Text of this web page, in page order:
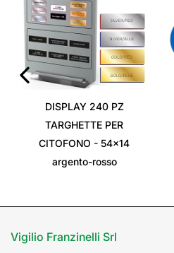
DISPLAY 240 PZ
TARGHETTE PER
CITOFONO - 54x14
argento-rosso
Vigilio Franzinelli Srl